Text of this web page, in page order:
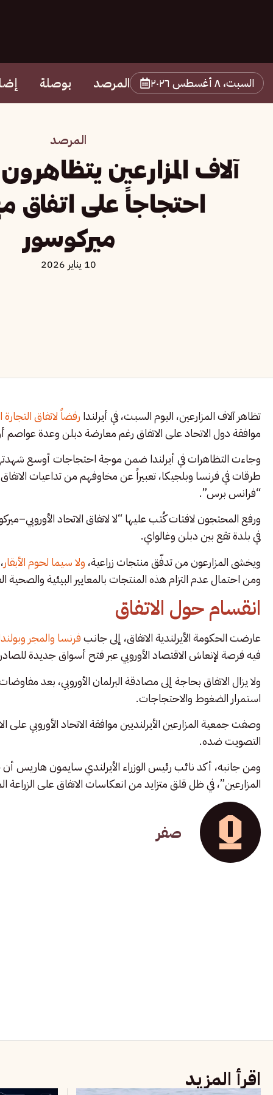
السبت، ٨ أغسطس ٢٠٢٦ المرصد بوصلة
المرصد
آلاف المزارعين
احتجاجاً على اتفاق
ميركوسور
10 يناير 2026
تظاهر آلاف المزارعين، اليوم السبت، في أيرلندا رفضاً لاتفاق التجارة
موافقة دول الاتحاد على الاتفاق رغم معارضة دبلن وعدة عواصم
وجاءت التظاهرات في أيرلندا ضمن موجة احتجاجات أوسع
طرقات في فرنسا وبلجيكا، تعبيراً عن مخاوفهم من تداعيات
“فرانس برس”.
ورفع المحتجون لافتات كُتب عليها “لا لاتفاق الاتحاد
في بلدة تقع بين دبلن وغالواي.
ويخشى المزارعون من تدفّق منتجات زراعية، ولا سيما لحوم الأبقار
ومن احتمال عدم التزام هذه المنتجات بالمعايير البيئية والصحية
انقسام حول الاتفاق
عارضت الحكومة الأيرلندية الاتفاق، إلى جانبفرنسا والمجر
فيه فرصة لإنعاش الاقتصاد الأوروبي عبر فتح أسواق جديدة
استمرار الضغوط والاحتجاجات.
وصفت جمعية المزارعين الأيرلنديين موافقة الاتحاد الأوروبي على
التصويت ضده.
ومن جانبه، أكد نائب رئيس الوزراء الأيرلندي سايمون هاريس
المزارعين”، في ظل قلق متزايد من انعكاسات الاتفاق على
صفر
اقرأ المزيد